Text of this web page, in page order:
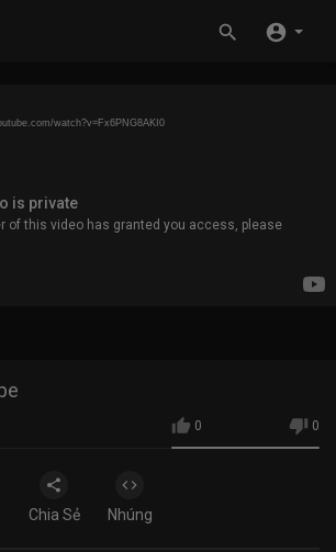
watch?v=Fx6PNG8AKI0
0 0
Chia Sẻ Nhúng